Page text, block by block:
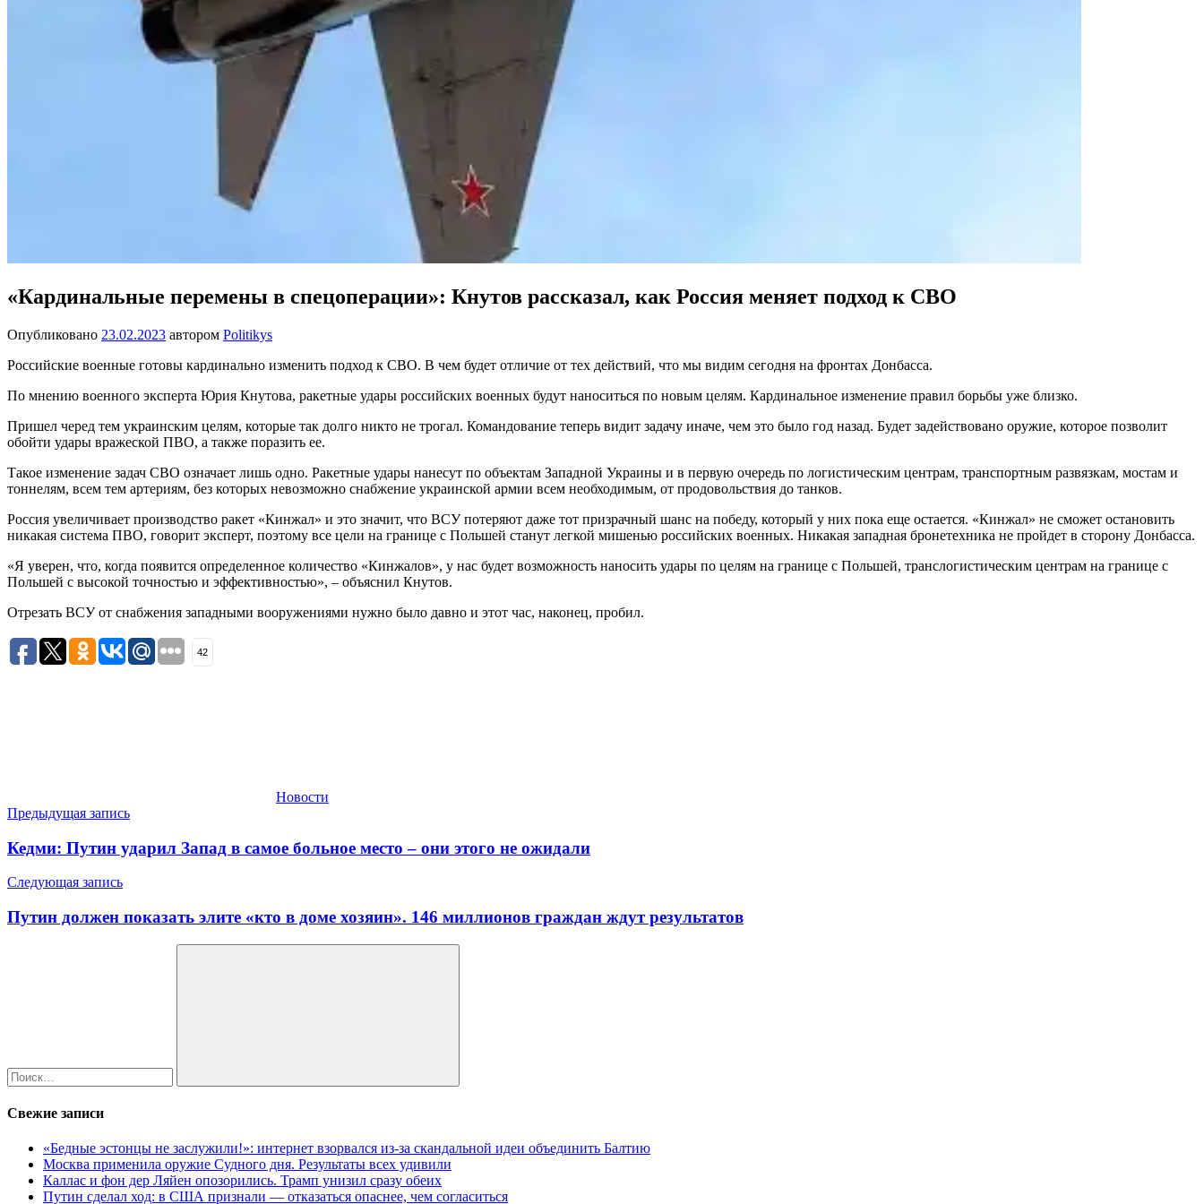
«Кардинальные перемены в спецоперации»: Кнутов рассказал, как Россия меняет подход к СВО
Опубликовано 23.02.2023 автором Politikys
Российские военные готовы кардинально изменить подход к СВО. В чем будет отличие от тех действий, что мы видим сегодня на фронтах Донбасса.
По мнению военного эксперта Юрия Кнутова, ракетные удары российских военных будут наноситься по новым целям. Кардинальное изменение правил борьбы уже близко.
Пришел черед тем украинским целям, которые так долго никто не трогал. Командование теперь видит задачу иначе, чем это было год назад. Будет задействовано оружие, которое позволит
обойти удары вражеской ПВО, а также поразить ее.
Такое изменение задач СВО означает лишь одно. Ракетные удары нанесут по объектам Западной Украины и в первую очередь по логистическим центрам, транспортным развязкам, мостам и
тоннелям, всем тем артериям, без которых невозможно снабжение украинской армии всем необходимым, от продовольствия до танков.
Россия увеличивает производство ракет «Кинжал» и это значит, что ВСУ потеряют даже тот призрачный шанс на победу, который у них пока еще остается. «Кинжал» не сможет остановить
никакая система ПВО, говорит эксперт, поэтому все цели на границе с Польшей станут легкой мишенью российских военных. Никакая западная бронетехника не пройдет в сторону Донбасса.
«Я уверен, что, когда появится определенное количество «Кинжалов», у нас будет возможность наносить удары по целям на границе с Польшей, транслогистическим центрам на границе с
Польшей с высокой точностью и эффективностью», – объяснил Кнутов.
Отрезать ВСУ от снабжения западными вооружениями нужно было давно и этот час, наконец, пробил.
42
Новости
Навигация
по
записям
Предыдущая запись
Кедми: Путин ударил Запад в самое больное место – они этого не ожидали
Следующая запись
Путин должен показать элите «кто в доме хозяин». 146 миллионов граждан ждут результатов
Поиск
Свежие записи
«Бедные эстонцы не заслужили!»: интернет взорвался из-за скандальной идеи объединить Балтию
Москва применила оружие Судного дня. Результаты всех удивили
Каллас и фон дер Ляйен опозорились. Трамп унизил сразу обеих
Путин сделал ход: в США признали — отказаться опаснее, чем согласиться